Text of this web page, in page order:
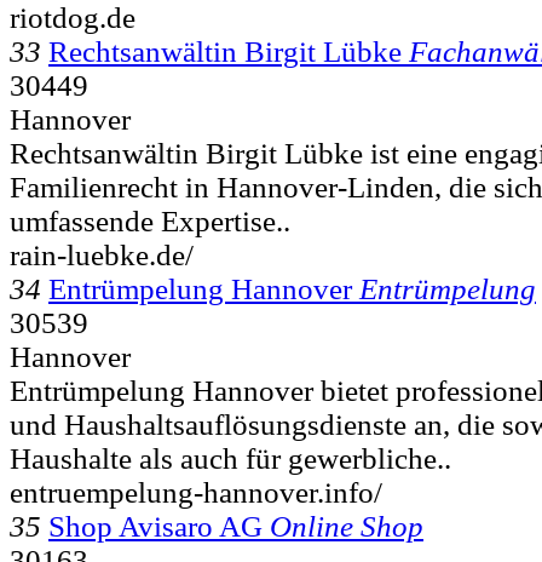
riotdog.de
33 Rechtsanwältin Birgit Lübke
30449
Hannover
Rechtsanwältin Birgit Lübke ist eine
Familienrecht in Hannover-Linden, die
umfassende Expertise..
rain-luebke.de/
34 Entrümpelung Hannover Entrümpelung
30539
Hannover
Entrümpelung Hannover bietet
und Haushaltsauflösungsdienste an, die
Haushalte als auch für gewerbliche..
entruempelung-hannover.info/
35 Shop Avisaro AG Online Shop